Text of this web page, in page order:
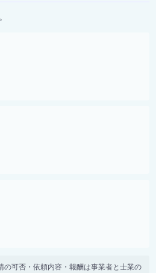
可否・依頼内容・報酬は事業者と士業の